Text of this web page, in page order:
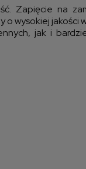
Zapięcie na
wysokiej jakości
jak i